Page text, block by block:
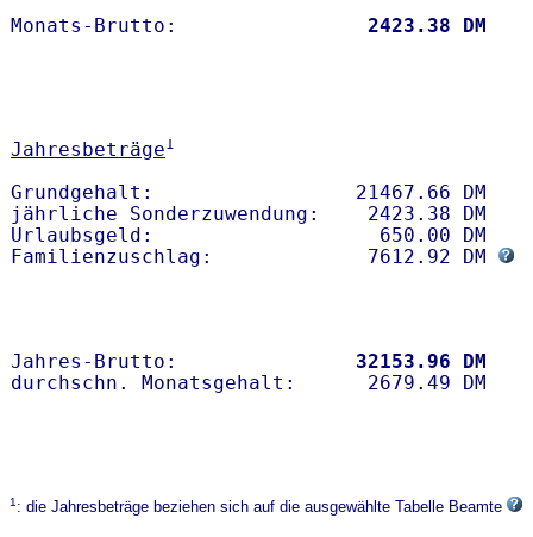
Monats-Brutto: 2423.38 DM
Jahresbeträge1
Grundgehalt:                 21467.66 DM
jährliche Sonderzuwendung:    2423.38 DM
Urlaubsgeld:                   650.00 DM
Familienzuschlag:             7612.92 DM
Jahres-Brutto: 32153.96 DM
1: die Jahresbeträge beziehen sich auf die ausgewählte Tabelle Beamte